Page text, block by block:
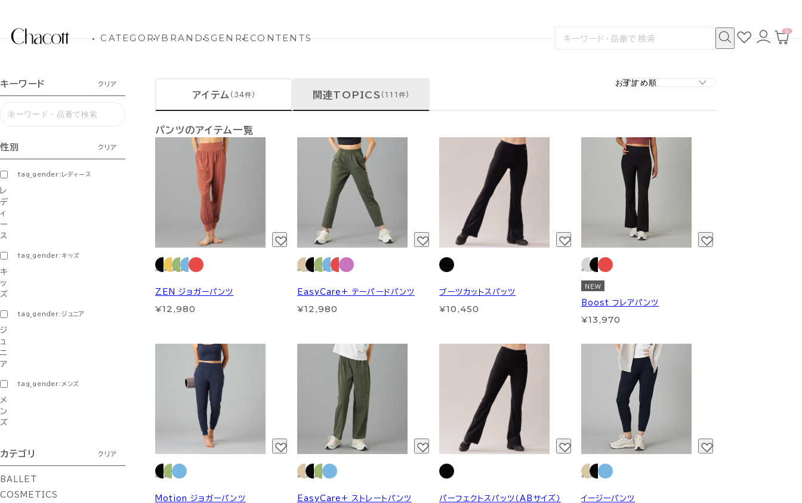
CATEGORYBRANDSGENRECONTENTS
検
お
気
ロ
グ
カ
0
キーワード クリア
性別 クリア
tag_gender:レディース
レ
デ
ィ
ー
ス
tag_gender:キッズ
キ
ッ
ズ
tag_gender:ジュニア
ジ
ュ
ニ
ア
tag_gender:メンズ
メ
ン
ズ
カテゴリ クリア
BALLET
COSMETICS
アイテム (34件) 関連TOPICS (111件)
パンツのアイテム一覧
ZEN ジョガーパンツ
¥12,980
EasyCare+ テーパードパンツ
¥12,980
ブーツカットスパッツ
¥10,450
NEW
Boost フレアパンツ
¥13,970
Motion ジョガーパンツ EasyCare+ ストレートパンツ パーフェクトスパッツ（ABサイズ） イージーパンツ